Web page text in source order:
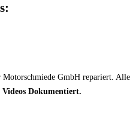
Motorschmiede GmbH repariert. Alle
Dokumentiert.